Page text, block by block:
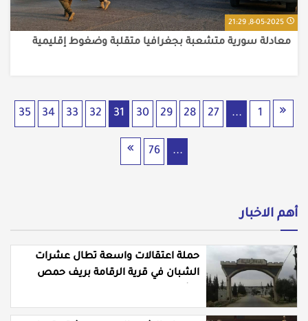
8-05-2025, 21:29
معادلة سورية متشعبة بجغرافيا متقلبة وضغوط إقليمية
1
...
27
28
29
30
31
32
33
34
35
...
76
أهم الاخبار
حملة اعتقالات واسعة تطال عشرات
الشبان في قرية الرقامة بريف حمص